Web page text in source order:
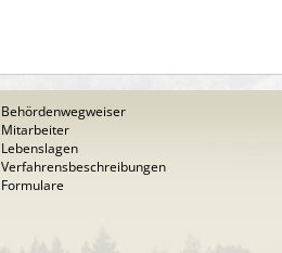
Behördenwegweiser
Mitarbeiter
Lebenslagen
Verfahrensbeschreibungen
Formulare